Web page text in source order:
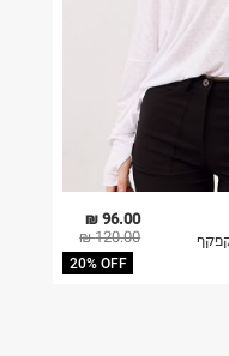
96.00 ₪
120.00 ₪
20% OFF